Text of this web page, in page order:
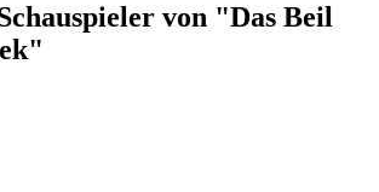
von "Das Beil